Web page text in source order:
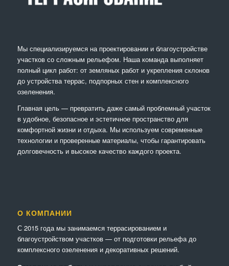
Мы специализируемся на проектировании и благоустройстве
участков со сложным рельефом. Наша команда выполняет
полный цикл работ: от земляных работ и укрепления склонов
до устройства террас, подпорных стен и комплексного
озеленения.
Главная цель — превратить даже самый проблемный участок
в удобное, безопасное и эстетичное пространство для
комфортной жизни и отдыха. Мы используем современные
технологии и проверенные материалы, чтобы гарантировать
долговечность и высокое качество каждого проекта.
О КОМПАНИИ
С 2015 года мы занимаемся террасированием и
благоустройством участков — от подготовки рельефа до
комплексного озеленения и декоративных решений.